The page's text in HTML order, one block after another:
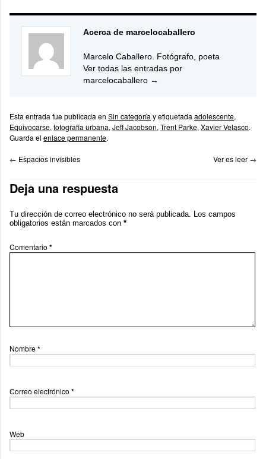
Acerca de marcelocaballero
Marcelo Caballero. Fotógrafo, poeta
Ver todas las entradas por
marcelocaballero →
Esta entrada fue publicada en Sin categoría y etiquetada adolescente,
Equivocarse, fotografía urbana, Jeff Jacobson, Trent Parke, Xavier Velasco.
Guarda el enlace permanente.
← Espacios invisibles Ver es leer →
Deja una respuesta
Tu dirección de correo electrónico no será publicada. Los campos
obligatorios están marcados con *
Comentario *
Nombre*
Correo electrónico *
Web